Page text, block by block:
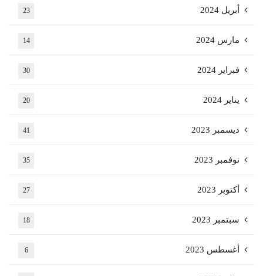
أبريل 2024 23
مارس 2024 14
فبراير 2024 30
يناير 2024 20
ديسمبر 2023 41
نوفمبر 2023 35
أكتوبر 2023 27
سبتمبر 2023 18
أغسطس 2023 6